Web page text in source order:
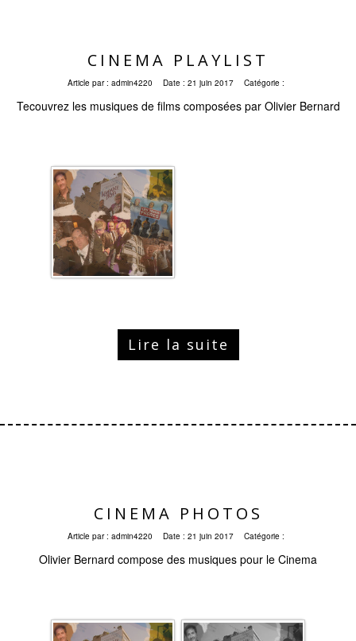
CINEMA PLAYLIST
Article par : admin4220 Date : 21 juin 2017 Catégorie :
Tecouvrez les musiques de films composées par Olivier Bernard
Lire la suite
CINEMA PHOTOS
Article par : admin4220 Date : 21 juin 2017 Catégorie :
Olivier Bernard compose des musiques pour le Cinema